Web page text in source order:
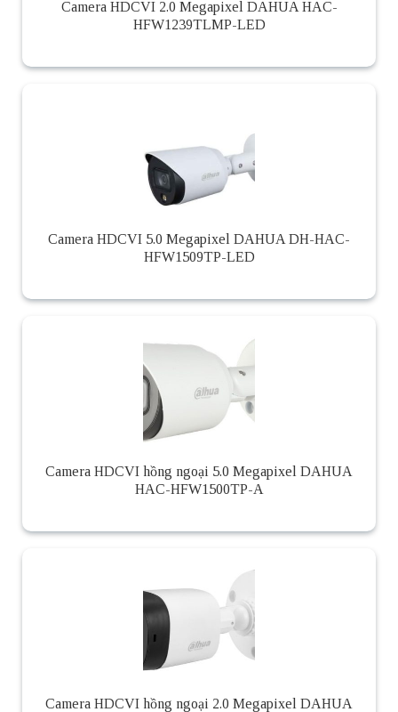
Camera HDCVI 2.0 Megapixel DAHUA HAC-
HFW1239TLMP-LED
Camera HDCVI 5.0 Megapixel DAHUA DH-HAC-
HFW1509TP-LED
Camera HDCVI hồng ngoại 5.0 Megapixel DAHUA
HAC-HFW1500TP-A
Camera HDCVI hồng ngoại 2.0 Megapixel DAHUA